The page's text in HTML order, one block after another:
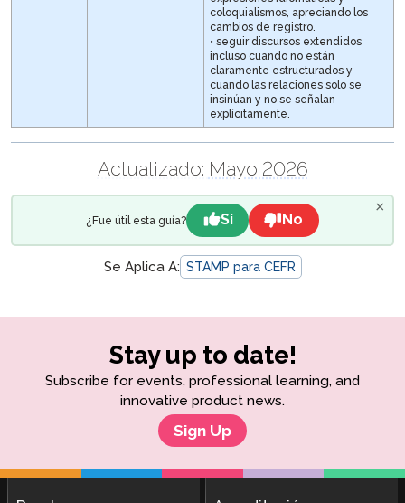
coloquialismos, apreciando los
cambios de registro.
• seguir discursos extendidos
incluso cuando no están
claramente estructurados y
cuando las relaciones solo se
insinúan y no se señalan
explícitamente.
Actualizado: Mayo 2026
¿Fue útil esta guía? Sí No
×
Se Aplica A: STAMP para CEFR
Stay up to date!
Subscribe for events, professional learning, and
innovative product news.
Sign Up